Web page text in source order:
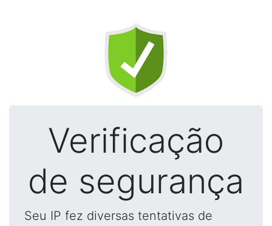
Verificação
de segurança
Seu IP fez diversas tentativas de